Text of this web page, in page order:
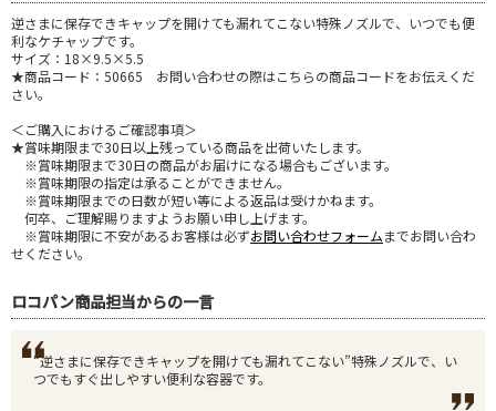
逆さまに保存できキャップを開けても漏れてこない特殊ノズルで、いつでも便
利なケチャップです。
サイズ：18×9.5×5.5
★商品コード：50665 お問い合わせの際はこちらの商品コードをお伝えくだ
さい。
＜ご購入におけるご確認事項＞
★賞味期限まで30日以上残っている商品を出荷いたします。
※賞味期限まで30日の商品がお届けになる場合もございます。
※賞味期限の指定は承ることができません。
※賞味期限までの日数が短い等による返品は受けかねます。
何卒、ご理解賜りますようお願い申し上げます。
※賞味期限に不安があるお客様は必ずお問い合わせフォームまでお問い合わ
せください。
ロコパン商品担当からの一言
“逆さまに保存できキャップを開けても漏れてこない”特殊ノズルで、い
つでもすぐ出しやすい便利な容器です。